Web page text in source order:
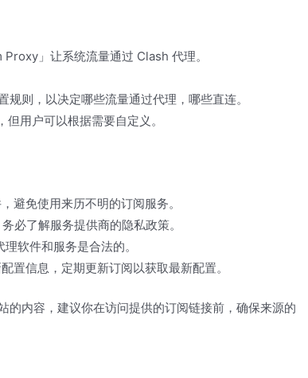
」让系统流量通过 Clash 代理。
则，以决定哪些流量通过代理，哪些直连。
用户可以根据需要自定义。
避免使用来历不明的订阅服务。
必了解服务提供商的隐私政策。
软件和服务是合法的。
置信息，定期更新订阅以获取最新配置。
的内容，建议你在访问提供的订阅链接前，确保来源的